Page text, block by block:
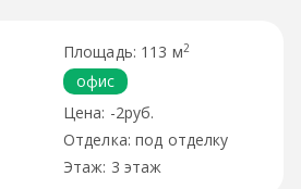
113 м2
офис
-2руб.
под отделку
3 этаж